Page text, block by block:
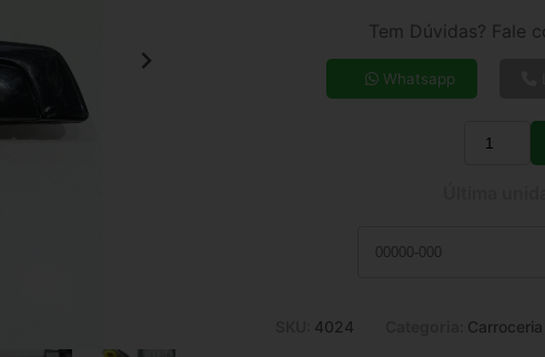
7x de R$ 25,24
9x de R$ 20,14
Tem Dúvidas? Fale
Whatsapp
4024 Carroceria